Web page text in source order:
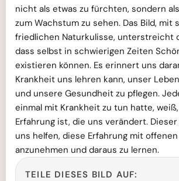
nicht als etwas zu fürchten, sondern
zum Wachstum zu sehen. Das Bild, mit
friedlichen Naturkulisse, unterstreicht
dass selbst in schwierigen Zeiten
existieren können. Es erinnert uns
Krankheit uns lehren kann, unser
und unsere Gesundheit zu pflegen.
einmal mit Krankheit zu tun hatte,
Erfahrung ist, die uns verändert.
uns helfen, diese Erfahrung mit
anzunehmen und daraus zu lernen.
TEILE DIESES BILD AUF: